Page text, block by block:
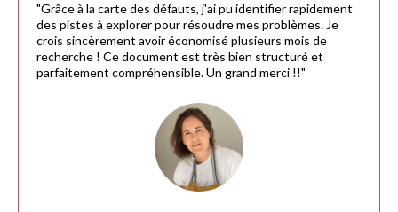
"Grâce à la carte des défauts, j'ai pu identifier rapidement
des pistes à explorer pour résoudre mes problèmes. Je
crois sincèrement avoir économisé plusieurs mois de
recherche ! Ce document est très bien structuré et
parfaitement compréhensible. Un grand merci !!"